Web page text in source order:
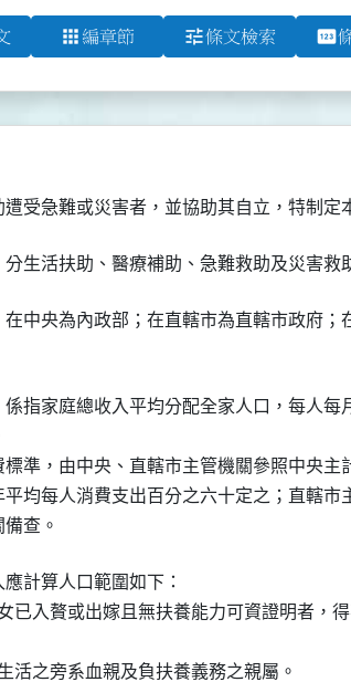
apps 編章節 tune條文檢索 pin
受急難或災害者，並協助其自立，特制定
生活扶助、醫療補助、急難救助及災害救
中央為內政部；在直轄市為直轄市政府；
指家庭總收入平均分配全家人口，每人每
準，由中央、直轄市主管機關參照中央主
均每人消費支出百分之六十定之；直轄市
查。
計算人口範圍如下：
已入贅或出嫁且無扶養能力可資證明者，
活之旁系血親及負扶養義務之親屬。